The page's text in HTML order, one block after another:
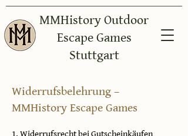
MMHistory Outdoor
Escape Games
Stuttgart
Widerrufsbelehrung –
MMHistory Escape Games
1. Widerrufsrecht bei Gutscheinkäufen